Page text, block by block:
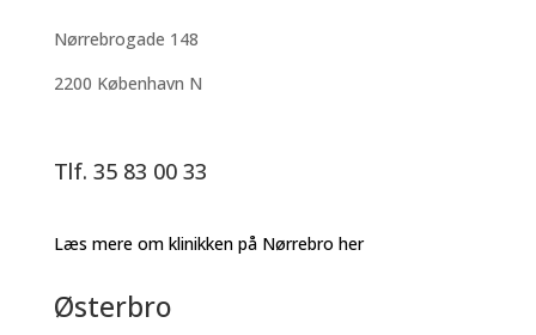
Nørrebrogade 148
2200 København N
Tlf. 35 83 00 33
Læs mere om klinikken på Nørrebro her
Østerbro